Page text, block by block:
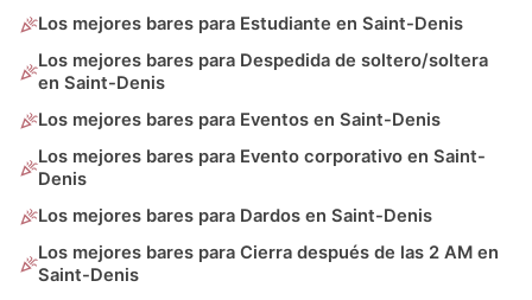
Los mejores bares para Estudiante en Saint-Denis
Los mejores bares para Despedida de soltero/soltera
en Saint-Denis
Los mejores bares para Eventos en Saint-Denis
Los mejores bares para Evento corporativo en Saint-
Denis
Los mejores bares para Dardos en Saint-Denis
Los mejores bares para Cierra después de las 2 AM en
Saint-Denis